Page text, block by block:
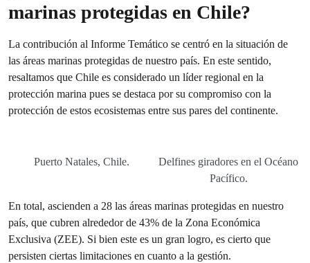
marinas protegidas en Chile?
La contribución al Informe Temático se centró en la situación de
las áreas marinas protegidas de nuestro país. En este sentido,
resaltamos que Chile es considerado un líder regional en la
protección marina pues se destaca por su compromiso con la
protección de estos ecosistemas entre sus pares del continente.
Puerto Natales, Chile.
Delfines giradores en el Océano
Pacífico.
En total, ascienden a 28 las áreas marinas protegidas en nuestro
país, que cubren alrededor de 43% de la Zona Económica
Exclusiva (ZEE). Si bien este es un gran logro, es cierto que
persisten ciertas limitaciones en cuanto a la gestión.